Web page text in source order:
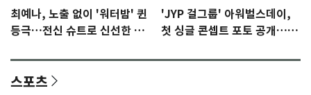
최예나, 노출 없이 '워터밤' 퀸
등극…전신 슈트로 신선한 충
'JYP 걸그룹' 아워벌스데이,
첫 싱글 콘셉트 포토 공개…청
스포츠